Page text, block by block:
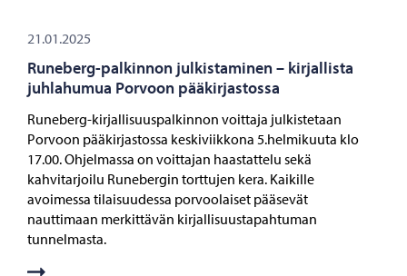
21.01.2025
Runeberg-palkinnon julkistaminen – kirjallista
juhlahumua Porvoon pääkirjastossa
Runeberg-kirjallisuuspalkinnon voittaja julkistetaan
Porvoon pääkirjastossa keskiviikkona 5.helmikuuta klo
17.00. Ohjelmassa on voittajan haastattelu sekä
kahvitarjoilu Runebergin torttujen kera. Kaikille
avoimessa tilaisuudessa porvoolaiset pääsevät
nauttimaan merkittävän kirjallisuustapahtuman
tunnelmasta.